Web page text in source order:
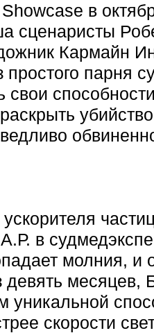
в
сценаристы
Кармайн
простого парня
в
молния, и
месяцев,
уникальной
скорости